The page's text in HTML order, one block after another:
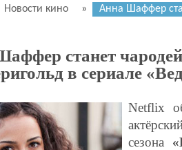
Новости кино » Анна Шаффер
станет
в сериале
Netflix
сезона